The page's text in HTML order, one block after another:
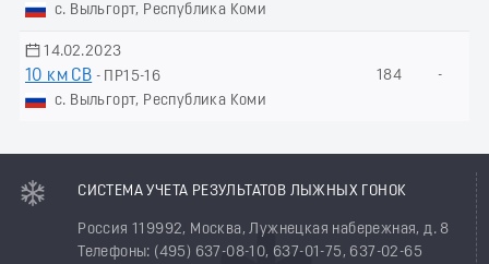
с. Выльгорт, Республика Коми
14.02.2023
10 км СВ - ПР15-16
с. Выльгорт, Республика Коми
184 -
СИСТЕМА УЧЕТА РЕЗУЛЬТАТОВ ЛЫЖНЫХ ГОНОК
Россия 119992, Москва, Лужнецкая набережная, д. 8
Телефоны: (495) 637-08-10, 637-01-75, 637-02-65